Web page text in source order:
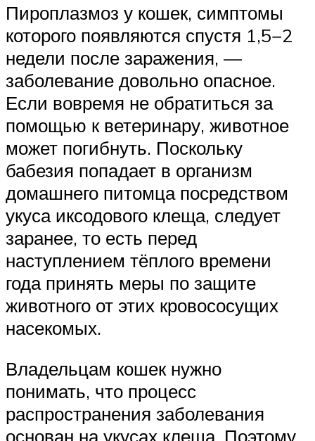
Пироплазмоз у кошек, симптомы
которого появляются спустя 1,5−2
недели после заражения, —
заболевание довольно опасное.
Если вовремя не обратиться за
помощью к ветеринару, животное
может погибнуть. Поскольку
бабезия попадает в организм
домашнего питомца посредством
укуса иксодового клеща, следует
заранее, то есть перед
наступлением тёплого времени
года принять меры по защите
животного от этих кровососущих
насекомых.
Владельцам кошек нужно
понимать, что процесс
распространения заболевания
основан на укусах клеща. Поэтому,